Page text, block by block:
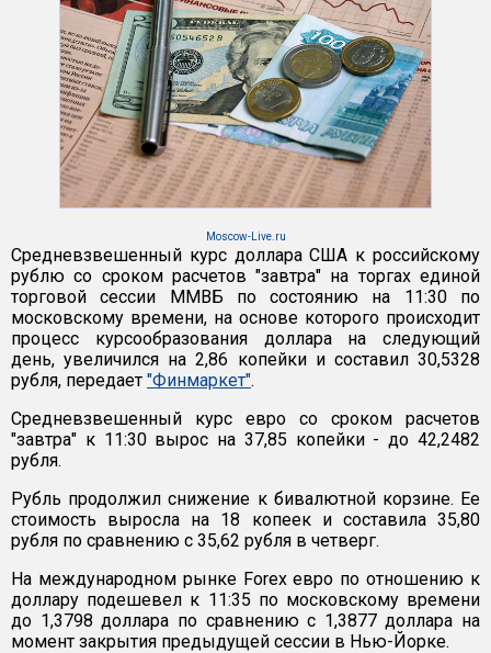
Moscow-Live.ru
Средневзвешенный курс доллара США к российскому
рублю со сроком расчетов "завтра" на торгах единой
торговой сессии ММВБ по состоянию на 11:30 по
московскому времени, на основе которого происходит
процесс курсообразования доллара на следующий
день, увеличился на 2,86 копейки и составил 30,5328
рубля, передает "Финмаркет".
Средневзвешенный курс евро со сроком расчетов
"завтра" к 11:30 вырос на 37,85 копейки - до 42,2482
рубля.
Рубль продолжил снижение к бивалютной корзине. Ее
стоимость выросла на 18 копеек и составила 35,80
рубля по сравнению с 35,62 рубля в четверг.
На международном рынке Forex евро по отношению к
доллару подешевел к 11:35 по московскому времени
до 1,3798 доллара по сравнению с 1,3877 доллара на
момент закрытия предыдущей сессии в Нью-Йорке.